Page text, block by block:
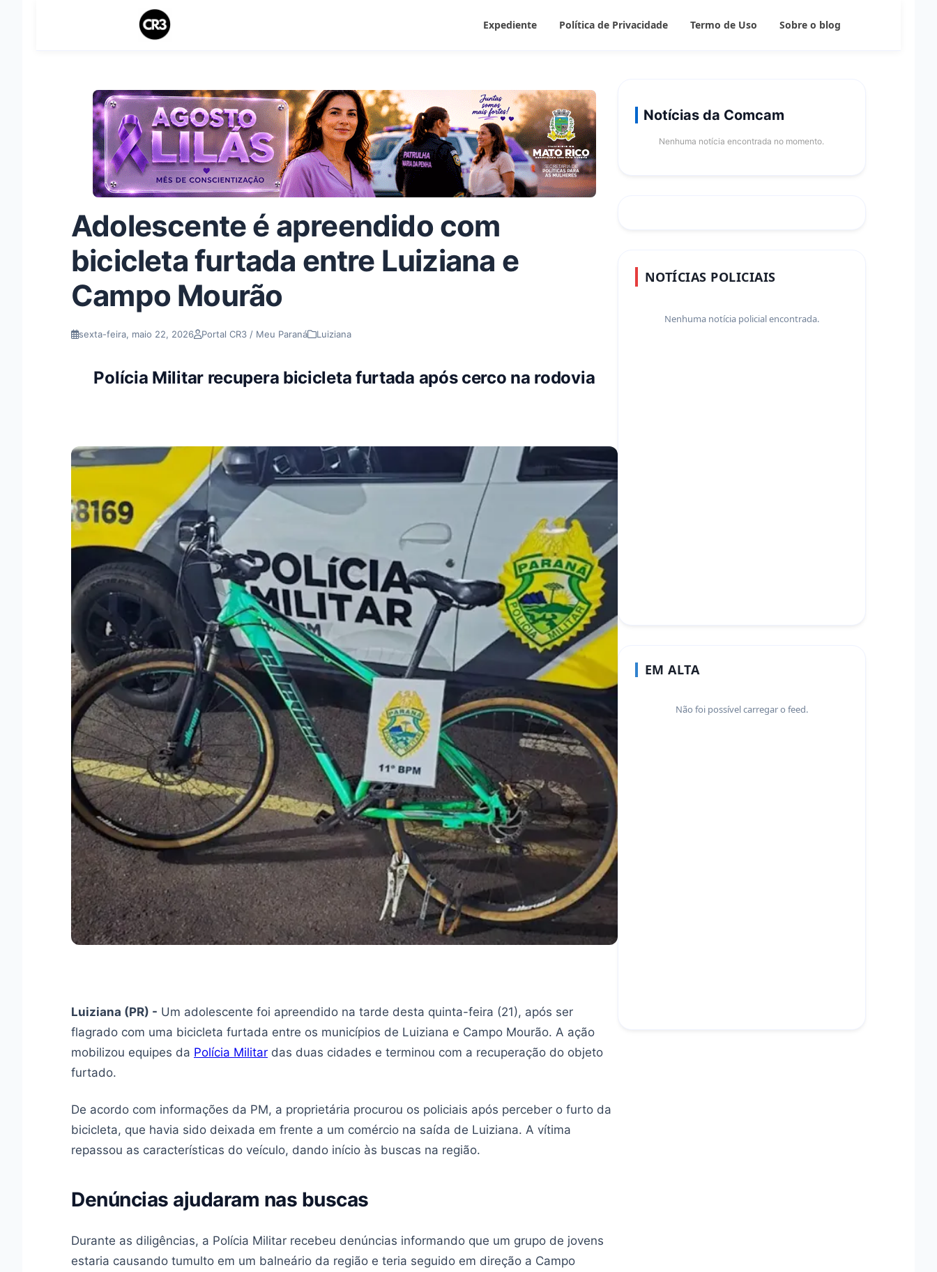
Expediente Política de Privacidade Termo de Uso Sobre o blog
Adolescente é apreendido com
bicicleta furtada entre Luiziana e
Campo Mourão
sexta-feira, maio 22, 2026 Portal CR3 / Meu Paraná Luiziana
Polícia Militar recupera bicicleta furtada após cerco na rodovia
Luiziana (PR) - Um adolescente foi apreendido na tarde desta quinta-feira (21), após ser
flagrado com uma bicicleta furtada entre os municípios de Luiziana e Campo Mourão. A ação
mobilizou equipes da Polícia Militar das duas cidades e terminou com a recuperação do objeto
furtado.
De acordo com informações da PM, a proprietária procurou os policiais após perceber o furto da
bicicleta, que havia sido deixada em frente a um comércio na saída de Luiziana. A vítima
repassou as características do veículo, dando início às buscas na região.
Denúncias ajudaram nas buscas
Durante as diligências, a Polícia Militar recebeu denúncias informando que um grupo de jovens
estaria causando tumulto em um balneário da região e teria seguido em direção a Campo
Notícias da Comcam
Nenhuma notícia encontrada no momento.
NOTÍCIAS POLICIAIS
Nenhuma notícia policial encontrada.
EM ALTA
Não foi possível carregar o feed.